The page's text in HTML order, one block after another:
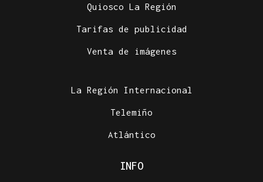
Quiosco La Región
Tarifas de publicidad
Venta de imágenes
La Región Internacional
Telemiño
Atlántico
INFO